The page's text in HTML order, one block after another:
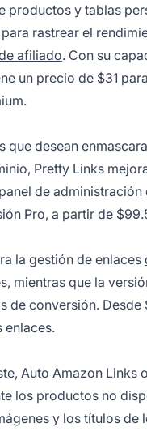
productos y tablas
rastrear el
afiliado. Con su
un precio de $31
desean
Pretty Links
de
Pro, a partir de
la gestión de enlaces
mientras que la
conversión.
enlaces.
Auto Amazon
los productos no
y los títulos